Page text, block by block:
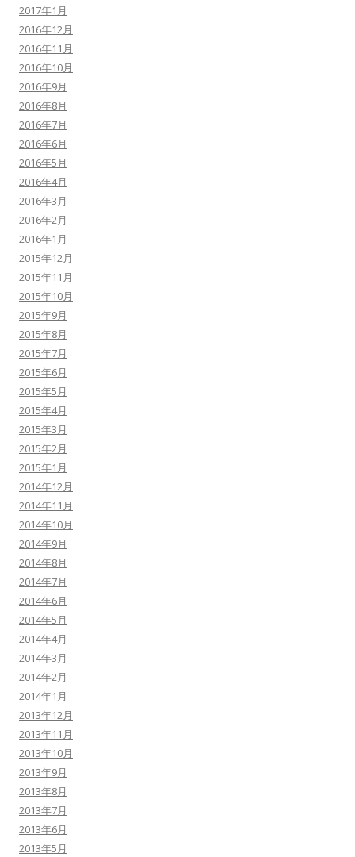
2017年1月
2016年12月
2016年11月
2016年10月
2016年9月
2016年8月
2016年7月
2016年6月
2016年5月
2016年4月
2016年3月
2016年2月
2016年1月
2015年12月
2015年11月
2015年10月
2015年9月
2015年8月
2015年7月
2015年6月
2015年5月
2015年4月
2015年3月
2015年2月
2015年1月
2014年12月
2014年11月
2014年10月
2014年9月
2014年8月
2014年7月
2014年6月
2014年5月
2014年4月
2014年3月
2014年2月
2014年1月
2013年12月
2013年11月
2013年10月
2013年9月
2013年8月
2013年7月
2013年6月
2013年5月